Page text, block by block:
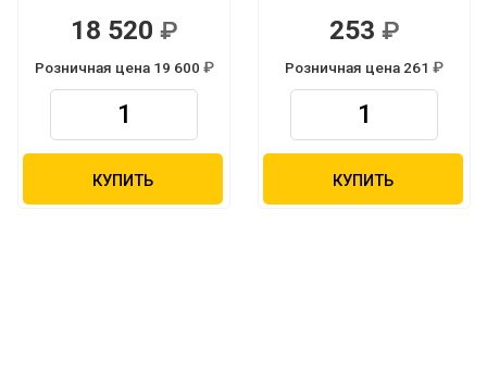
18 520
Розничная цена 19 600
КУПИТЬ
253
Розничная цена 261
КУПИТЬ
Р
Р Р